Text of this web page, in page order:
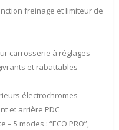
freinage et limiteur de
carrosserie à réglages
et rabattables
électrochromes
et arrière PDC
5 modes : “ECO PRO”,